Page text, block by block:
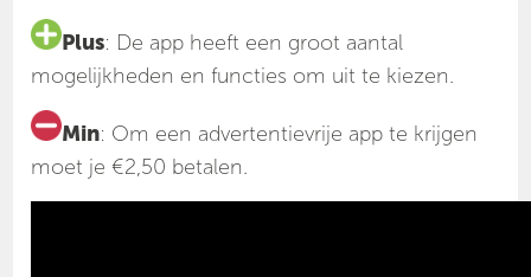
Plus: De app heeft een groot aantal
mogelijkheden en functies om uit te kiezen.
Min: Om een advertentievrije app te krijgen
moet je €2,50 betalen.